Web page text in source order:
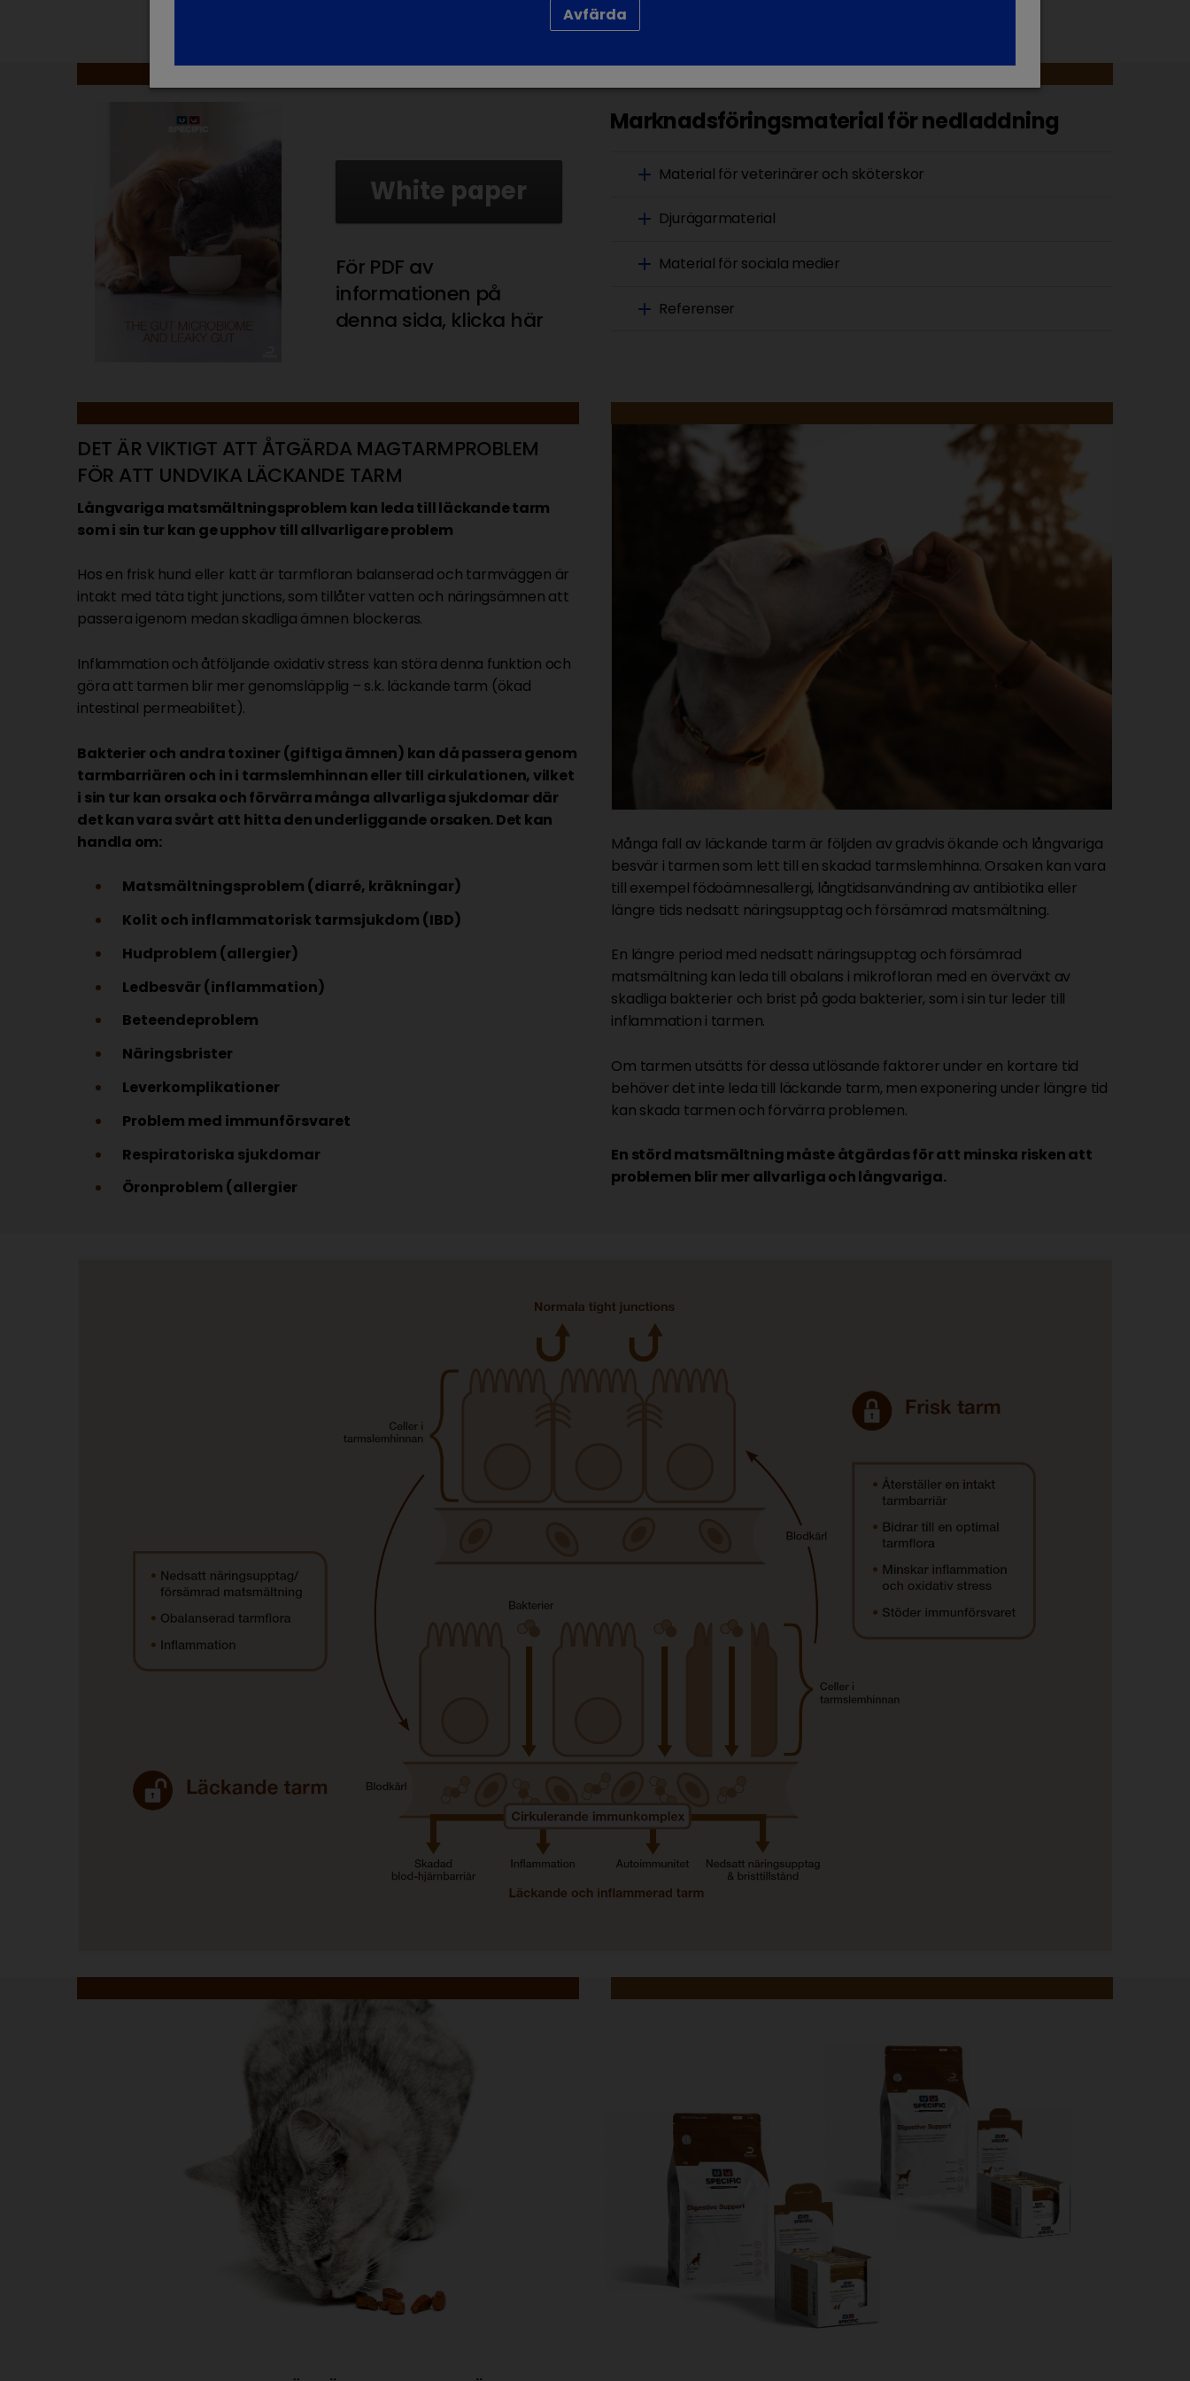
Länk till modulen om hantering magtarmsjukdomar på
White paper
För PDF av
informationen på
denna sida, klicka här
Marknadsföringsmaterial för nedladdning
Material för veterinärer och sköterskor
add
Djurägarmaterial
add
Material för sociala medier
add
Referenser
add
DET ÄR VIKTIGT ATT ÅTGÄRDA MAGTARMPROBLEM
FÖR ATT UNDVIKA LÄCKANDE TARM
Långvariga matsmältningsproblem kan leda till läckande tarm
som i sin tur kan ge upphov till allvarligare problem
Hos en frisk hund eller katt är tarmfloran balanserad och tarmväggen är
intakt med täta tight junctions, som tillåter vatten och näringsämnen att
passera igenom medan skadliga ämnen blockeras.
Inflammation och åtföljande oxidativ stress kan störa denna funktion och
göra att tarmen blir mer genomsläpplig – s.k. läckande tarm (ökad
intestinal permeabilitet).
Bakterier och andra toxiner (giftiga ämnen) kan då passera genom
tarmbarriären och in i tarmslemhinnan eller till cirkulationen, vilket
i sin tur kan orsaka och förvärra många allvarliga sjukdomar där
det kan vara svårt att hitta den underliggande orsaken. Det kan
handla om:
Matsmältningsproblem (diarré, kräkningar)
Kolit och inflammatorisk tarmsjukdom (IBD)
Hudproblem (allergier)
Ledbesvär (inflammation)
Beteendeproblem
Näringsbrister
Leverkomplikationer
Problem med immunförsvaret
Respiratoriska sjukdomar
Öronproblem (allergier
Många fall av läckande tarm är följden av gradvis ökande och långvariga
besvär i tarmen som lett till en skadad tarmslemhinna. Orsaken kan vara
till exempel födoämnesallergi, långtidsanvändning av antibiotika eller
längre tids nedsatt näringsupptag och försämrad matsmältning.
En längre period med nedsatt näringsupptag och försämrad
matsmältning kan leda till obalans i mikrofloran med en överväxt av
skadliga bakterier och brist på goda bakterier, som i sin tur leder till
inflammation i tarmen.
Om tarmen utsätts för dessa utlösande faktorer under en kortare tid
behöver det inte leda till läckande tarm, men exponering under längre tid
kan skada tarmen och förvärra problemen.
En störd matsmältning måste åtgärdas för att minska risken att
problemen blir mer allvarliga och långvariga.
Avfärda